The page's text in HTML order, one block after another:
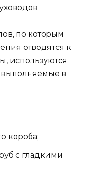
по которым
отводятся к
используются
выполняемые в
короба;
с гладкими